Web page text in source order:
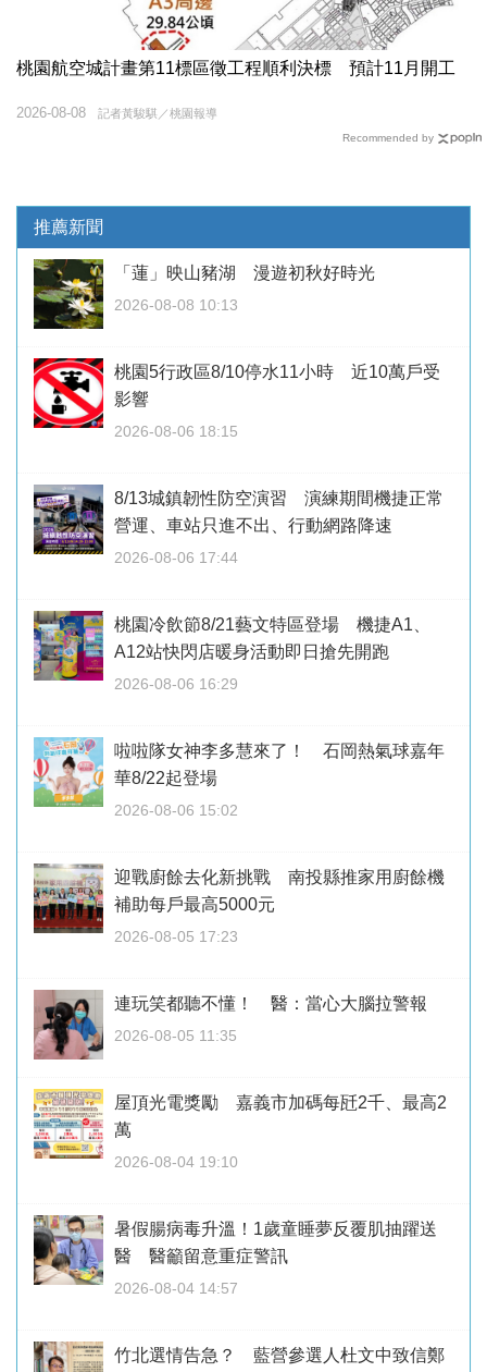
桃園航空城計畫第11標區徵工程順利決標 預計11月開工
記者黃駿騏／桃園報導
2026-08-08
Recommended by
推薦新聞
「蓮」映山豬湖 漫遊初秋好時光
2026-08-08 10:13
桃園5行政區8/10停水11小時 近10萬戶受
影響
2026-08-06 18:15
8/13城鎮韌性防空演習 演練期間機捷正常
營運、車站只進不出、行動網路降速
2026-08-06 17:44
桃園冷飲節8/21藝文特區登場 機捷A1、
A12站快閃店暖身活動即日搶先開跑
2026-08-06 16:29
啦啦隊女神李多慧來了！ 石岡熱氣球嘉年
華8/22起登場
2026-08-06 15:02
迎戰廚餘去化新挑戰 南投縣推家用廚餘機
補助每戶最高5000元
2026-08-05 17:23
連玩笑都聽不懂！ 醫：當心大腦拉警報
2026-08-05 11:35
屋頂光電獎勵 嘉義市加碼每瓩2千、最高2
萬
2026-08-04 19:10
暑假腸病毒升溫！1歲童睡夢反覆肌抽躍送
醫 醫籲留意重症警訊
2026-08-04 14:57
竹北選情告急？ 藍營參選人杜文中致信鄭